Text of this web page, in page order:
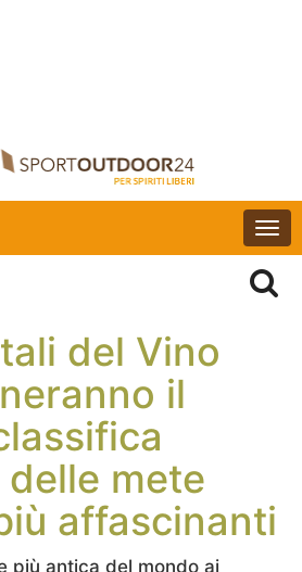
del Vino
il
mete
affascinanti
più antica del mondo ai